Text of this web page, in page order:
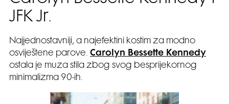
JFK Jr.
Najjednostavniji, a najefektini kostim za modno
osviještene parove. Carolyn Bessette Kennedy
ostala je muza stila zbog svog besprijekornog
minimalizma 90-ih.